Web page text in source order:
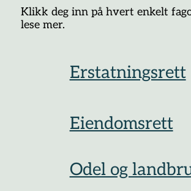
Erstatningsrett
Eiendomsrett
Odel og
Klikk deg inn på hvert enkelt
lese mer.